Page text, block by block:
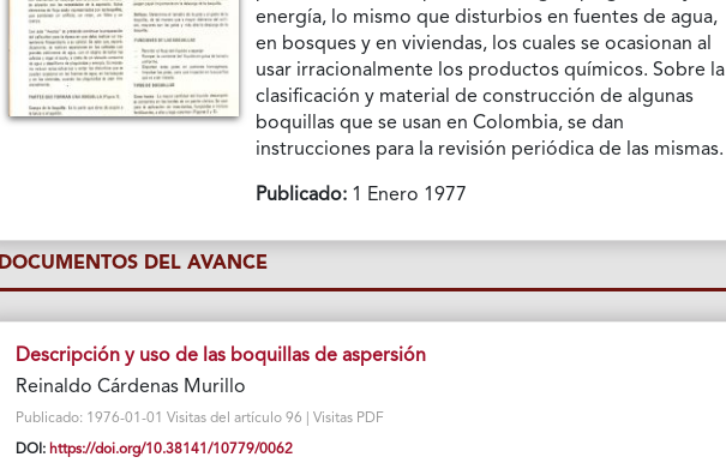
energía, lo mismo que disturbios en fuentes de agua,
en bosques y en viviendas, los cuales se ocasionan al
usar irracionalmente los productos químicos. Sobre la
clasificación y material de construcción de algunas
boquillas que se usan en Colombia, se dan
instrucciones para la revisión periódica de las mismas.
Publicado: 1 Enero 1977
DOCUMENTOS DEL AVANCE
Descripción y uso de las boquillas de aspersión
Reinaldo Cárdenas Murillo
Publicado: 1976-01-01 Visitas del artículo 96 | Visitas PDF
DOI: https://doi.org/10.38141/10779/0062